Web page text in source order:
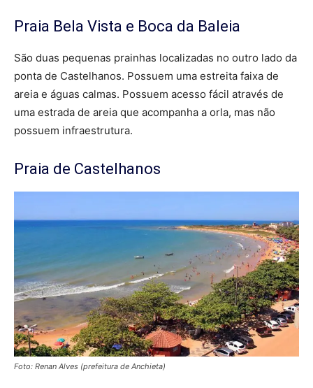
Praia Bela Vista e Boca da Baleia
São duas pequenas prainhas localizadas no outro lado da
ponta de Castelhanos. Possuem uma estreita faixa de
areia e águas calmas. Possuem acesso fácil através de
uma estrada de areia que acompanha a orla, mas não
possuem infraestrutura.
Praia de Castelhanos
Foto: Renan Alves (prefeitura de Anchieta)